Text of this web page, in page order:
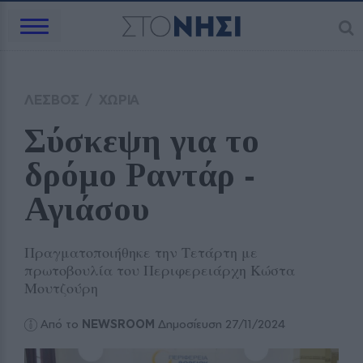
Σύσκεψη για το
δρόμο Ραντάρ ‑
Αγιάσου
Πραγματοποιήθηκε την Τετάρτη με
πρωτοβουλία του Περιφερειάρχη Κώστα
Μουτζούρη
Από το NEWSROOM Δημοσίευση 27/11/2024